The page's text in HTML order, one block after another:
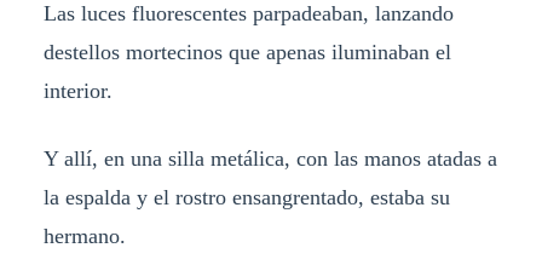
Las luces fluorescentes parpadeaban, lanzando
destellos mortecinos que apenas iluminaban el
interior.
Y allí, en una silla metálica, con las manos atadas a
la espalda y el rostro ensangrentado, estaba su
hermano.